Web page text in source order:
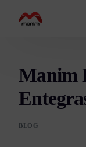
Manim
BLOG